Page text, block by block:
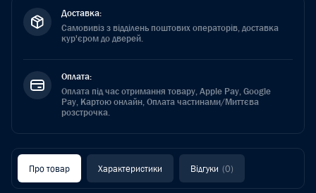
Доставка:
Самовивіз з відділень поштових операторів, доставка
кур'єром до дверей.
Оплата:
Оплата під час отримання товару, Apple Pay, Google
Pay, Картою онлайн, Оплата частинами/Миттєва
розстрочка.
Про товар Характеристики Відгуки (0)